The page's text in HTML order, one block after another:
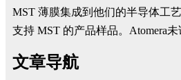
MST 薄膜集成到他们的半导体工
支持 MST 的产品样品。Atomera未
文章导航